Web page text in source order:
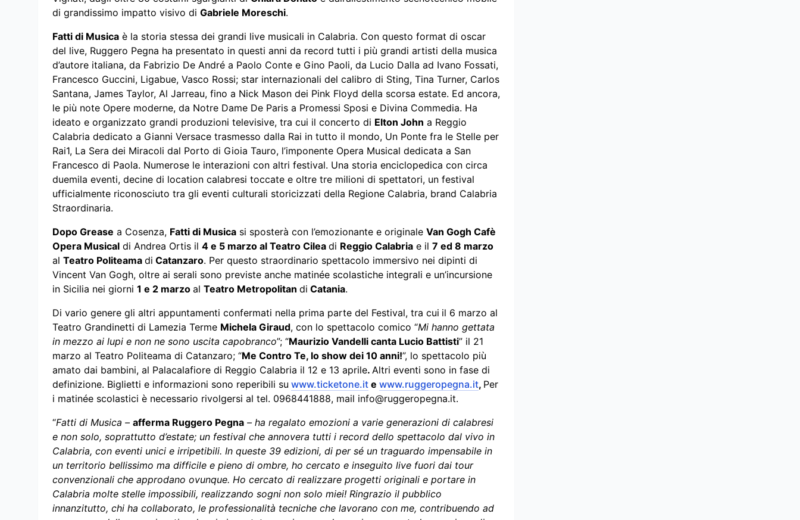
di grandissimo impatto visivo di Gabriele Moreschi.
Fatti di Musica è la storia stessa dei grandi live musicali in Calabria. Con questo format di oscar
del live, Ruggero Pegna ha presentato in questi anni da record tutti i più grandi artisti della musica
d’autore italiana, da Fabrizio De André a Paolo Conte e Gino Paoli, da Lucio Dalla ad Ivano Fossati,
Francesco Guccini, Ligabue, Vasco Rossi; star internazionali del calibro di Sting, Tina Turner, Carlos
Santana, James Taylor, Al Jarreau, fino a Nick Mason dei Pink Floyd della scorsa estate. Ed ancora,
le più note Opere moderne, da Notre Dame De Paris a Promessi Sposi e Divina Commedia. Ha
ideato e organizzato grandi produzioni televisive, tra cui il concerto di Elton John a Reggio
Calabria dedicato a Gianni Versace trasmesso dalla Rai in tutto il mondo, Un Ponte fra le Stelle per
Rai1, La Sera dei Miracoli dal Porto di Gioia Tauro, l’imponente Opera Musical dedicata a San
Francesco di Paola. Numerose le interazioni con altri festival. Una storia enciclopedica con circa
duemila eventi, decine di location calabresi toccate e oltre tre milioni di spettatori, un festival
ufficialmente riconosciuto tra gli eventi culturali storicizzati della Regione Calabria, brand Calabria
Straordinaria.
Dopo Grease a Cosenza, Fatti di Musica si sposterà con l’emozionante e originale Van Gogh Cafè
Opera Musical di Andrea Ortis il 4 e 5 marzo al Teatro Cilea di Reggio Calabria e il 7 ed 8 marzo
al Teatro Politeama di Catanzaro. Per questo straordinario spettacolo immersivo nei dipinti di
Vincent Van Gogh, oltre ai serali sono previste anche matinée scolastiche integrali e un’incursione
in Sicilia nei giorni 1 e 2 marzo al Teatro Metropolitan di Catania.
Di vario genere gli altri appuntamenti confermati nella prima parte del Festival, tra cui il 6 marzo al
Teatro Grandinetti di Lamezia Terme Michela Giraud, con lo spettacolo comico “Mi hanno gettata
in mezzo ai lupi e non ne sono uscita capobranco”; “Maurizio Vandelli canta Lucio Battisti” il 21
marzo al Teatro Politeama di Catanzaro; “Me Contro Te, lo show dei 10 anni!”, lo spettacolo più
amato dai bambini, al Palacalafiore di Reggio Calabria il 12 e 13 aprile. Altri eventi sono in fase di
definizione. Biglietti e informazioni sono reperibili su www.ticketone.it e www.ruggeropegna.it, Per
i matinée scolastici è necessario rivolgersi al tel. 0968441888, mail info@ruggeropegna.it.
“Fatti di Musica – afferma Ruggero Pegna – ha regalato emozioni a varie generazioni di calabresi
e non solo, soprattutto d’estate; un festival che annovera tutti i record dello spettacolo dal vivo in
Calabria, con eventi unici e irripetibili. In queste 39 edizioni, di per sé un traguardo impensabile in
un territorio bellissimo ma difficile e pieno di ombre, ho cercato e inseguito live fuori dai tour
convenzionali che approdano ovunque. Ho cercato di realizzare progetti originali e portare in
Calabria molte stelle impossibili, realizzando sogni non solo miei! Ringrazio il pubblico
innanzitutto, chi ha collaborato, le professionalità tecniche che lavorano con me, contribuendo ad